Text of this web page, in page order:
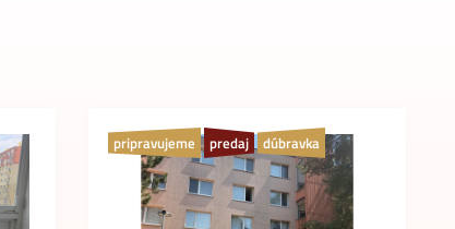
pripravujeme predaj dúbravka